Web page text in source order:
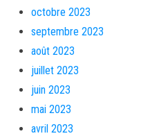
octobre 2023
septembre 2023
août 2023
juillet 2023
juin 2023
mai 2023
avril 2023